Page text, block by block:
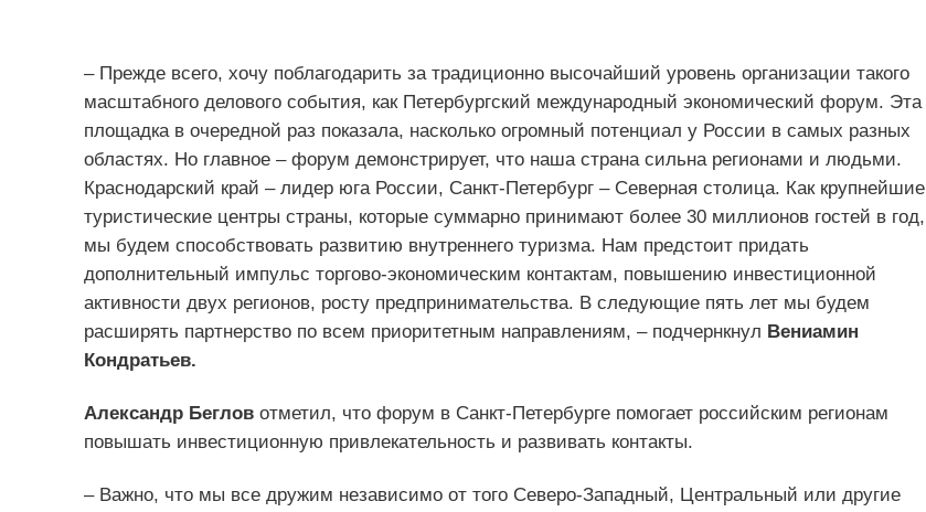
– Прежде всего, хочу поблагодарить за традиционно высочайший уровень организации такого
масштабного делового события, как Петербургский международный экономический форум. Эта
площадка в очередной раз показала, насколько огромный потенциал у России в самых разных
областях. Но главное – форум демонстрирует, что наша страна сильна регионами и людьми.
Краснодарский край – лидер юга России, Санкт-Петербург – Северная столица. Как крупнейшие
туристические центры страны, которые суммарно принимают более 30 миллионов гостей в год,
мы будем способствовать развитию внутреннего туризма. Нам предстоит придать
дополнительный импульс торгово-экономическим контактам, повышению инвестиционной
активности двух регионов, росту предпринимательства. В следующие пять лет мы будем
расширять партнерство по всем приоритетным направлениям, – подчернкнул Вениамин
Кондратьев.
Александр Бегловотметил, что форум в Санкт-Петербурге помогает российским регионам
повышать инвестиционную привлекательность и развивать контакты.
– Важно, что мы все дружим независимо от того Северо-Западный, Центральный или другие